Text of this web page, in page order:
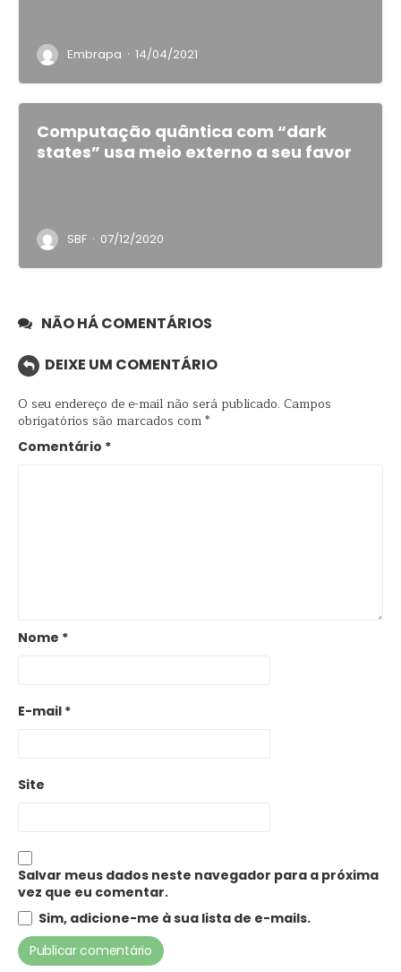
Embrapa · 14/04/2021
Computação quântica com “dark
states” usa meio externo a seu favor
SBF · 07/12/2020
NÃO HÁ COMENTÁRIOS
DEIXE UM COMENTÁRIO
O seu endereço de e-mail não será publicado. Campos
obrigatórios são marcados com*
Comentário *
Nome *
E-mail *
Site
Salvar meus dados neste navegador para a próxima
vez que eu comentar.
Sim, adicione-me à sua lista de e-mails.